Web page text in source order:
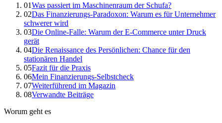
01Was passiert im Maschinenraum der Schufa?
02Das Finanzierungs-Paradoxon: Warum es für Unternehmer
schwerer wird
03Die Online-Falle: Warum der E-Commerce unter Druck
gerät
04Die Renaissance des Persönlichen: Chance für den
stationären Handel
05Fazit für die Praxis
06Mein Finanzierungs-Selbstcheck
07Weiterführend im Magazin
08Verwandte Beiträge
Worum geht es